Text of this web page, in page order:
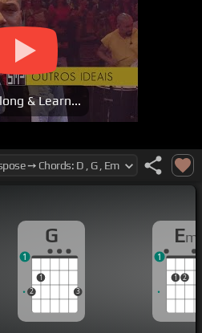
& Learn...
G
2
1
3
1
Em
1 2
1